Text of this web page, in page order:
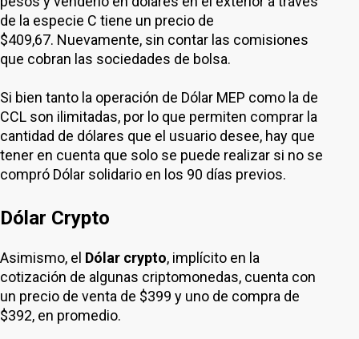
de la especie C tiene un precio de
$409,67. Nuevamente, sin contar las comisiones
que cobran las sociedades de bolsa.
Si bien tanto la operación de Dólar MEP como la de
CCL son ilimitadas, por lo que permiten comprar la
cantidad de dólares que el usuario desee, hay que
tener en cuenta que solo se puede realizar si no se
compró Dólar solidario en los 90 días previos.
Dólar Crypto
Asimismo, el Dólar crypto, implícito en la
cotización de algunas criptomonedas, cuenta con
un precio de venta de $399 y uno de compra de
$392, en promedio.